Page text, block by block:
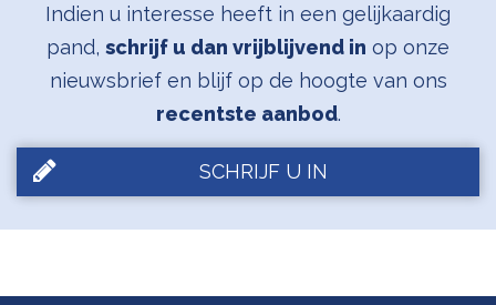
Indien u interesse heeft in een gelijkaardig
pand, schrijf u dan vrijblijvend in op onze
nieuwsbrief en blijf op de hoogte van ons
recentste aanbod.
SCHRIJF U IN